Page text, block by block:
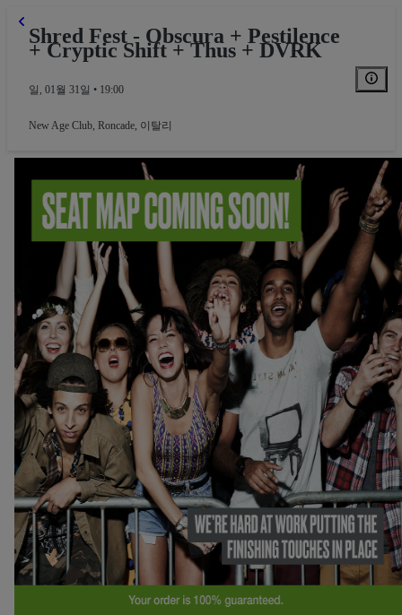
Shred Fest - Obscura + Pestilence
+ Cryptic Shift + Thus + DVRK
일, 01월 31일 • 19:00
New Age Club, Roncade, 이탈리